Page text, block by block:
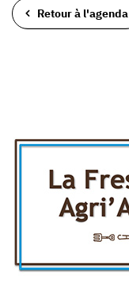
Retour à l'agenda